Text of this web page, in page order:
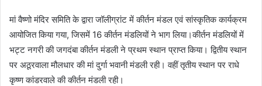
मां वैष्णो मंदिर समिति के द्वारा जॉलीग्रांट में कीर्तन मंडल एवं सांस्कृतिक कार्यक्रम
आयोजित किया गया, जिसमें 16 कीर्तन मंडलियों ने भाग लिया।कीर्तन मंडलियों में
भट्ट नगरी की जगदंबा कीर्तन मंडली ने प्रथम स्थान प्राप्त किया। द्वितीय स्थान
पर अठूरवाला मौलधार की मां दुर्गा भवानी मंडली रही। वहीं तृतीय स्थान पर राधे
कृष्ण कांडरवाले की कीर्तन मंडली रही।